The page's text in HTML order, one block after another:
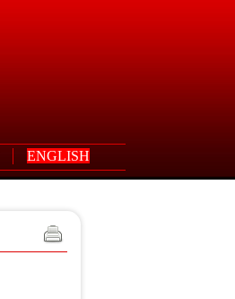
ENGLISH